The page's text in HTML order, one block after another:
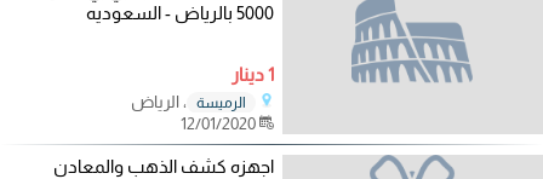
5000 بالرياض - السعوديه
1 دينار
الرميسة
، الرياض
12/01/2020
اجهزه كشف الذهب والمعادن